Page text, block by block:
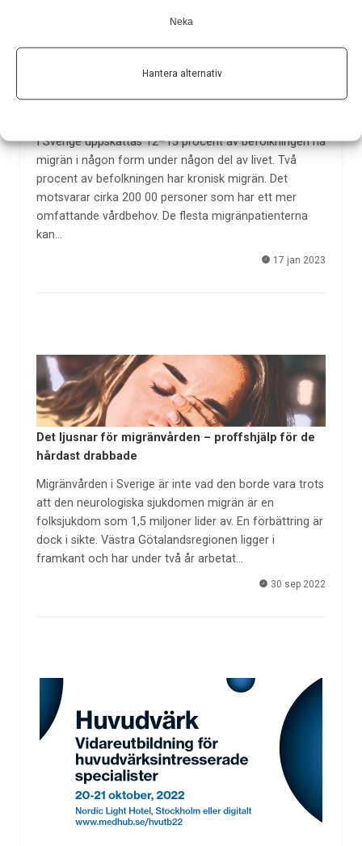
Neka
Hantera alternativ
I Sverige uppskattas 12–15 procent av befolkningen ha
migrän i någon form under någon del av livet. Två
procent av befolkningen har kronisk migrän. Det
motsvarar cirka 200 00 personer som har ett mer
omfattande vårdbehov. De flesta migränpatienterna
kan…
17 jan 2023
Det ljusnar för migränvården – proffshjälp för de
hårdast drabbade
Migränvården i Sverige är inte vad den borde vara trots
att den neurologiska sjukdomen migrän är en
folksjukdom som 1,5 miljoner lider av. En förbättring är
dock i sikte. Västra Götalandsregionen ligger i
framkant och har under två år arbetat…
30 sep 2022